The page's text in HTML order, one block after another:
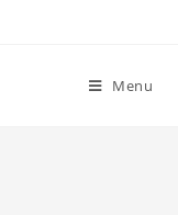
Menu